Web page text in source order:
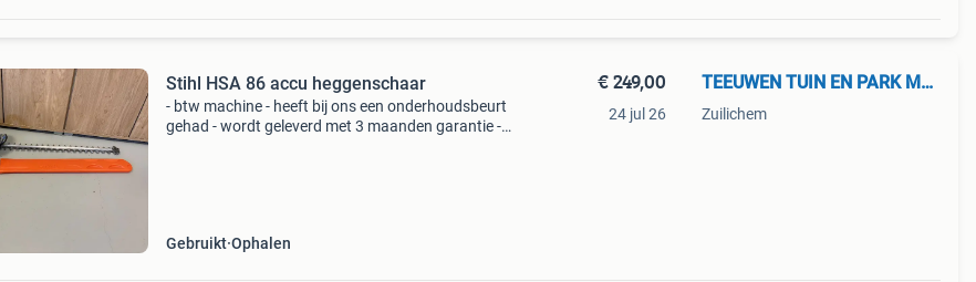
Stihl HSA 86 accu heggenschaar
- btw machine - heeft bij ons een onderhoudsbeurt
gehad - wordt geleverd met 3 maanden garantie -
Gebruikt Ophalen
€ 249,00
24 jul 26
TEEUWEN TUIN EN PARK MACHINES
Zuilichem